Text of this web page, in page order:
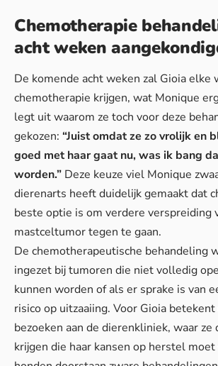
Chemotherapie
acht weken
De komende acht weken zal Gioia elke
chemotherapie krijgen, wat Monique
legt uit waarom ze toch voor deze
gekozen: “Juist omdat ze zo vrolijk en
goed met haar gaat nu, was ik bang
worden.” Deze keuze viel Monique
dierenarts heeft duidelijk gemaakt dat
beste optie is om verdere verspreiding
mastceltumor tegen te gaan.
De chemotherapeutische behandeling
ingezet bij tumoren die niet volledig
kunnen worden of als er sprake is van
risico op uitzaaiing. Voor Gioia
bezoeken aan de dierenkliniek, waar ze
krijgen die haar kansen op herstel